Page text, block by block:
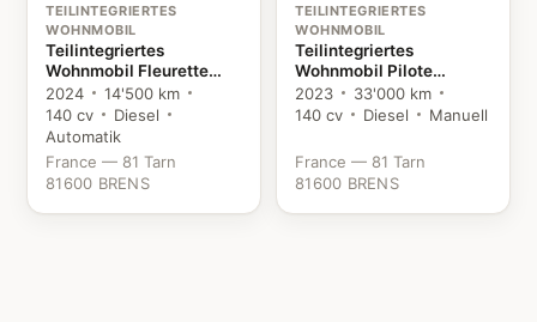
TEILINTEGRIERTES
WOHNMOBIL
Teilintegriertes
Wohnmobil Fleurette
Florium Baxter 64 LDF
Fiat
2024
14'500 km
140 cv
Diesel
Automatik
France — 81 Tarn
81600 BRENS
TEILINTEGRIERTES
WOHNMOBIL
Teilintegriertes
Wohnmobil Pilote
P746FGJ Evidence
Citroën
2023
33'000 km
140 cv
Diesel Manuell
France — 81 Tarn
81600 BRENS